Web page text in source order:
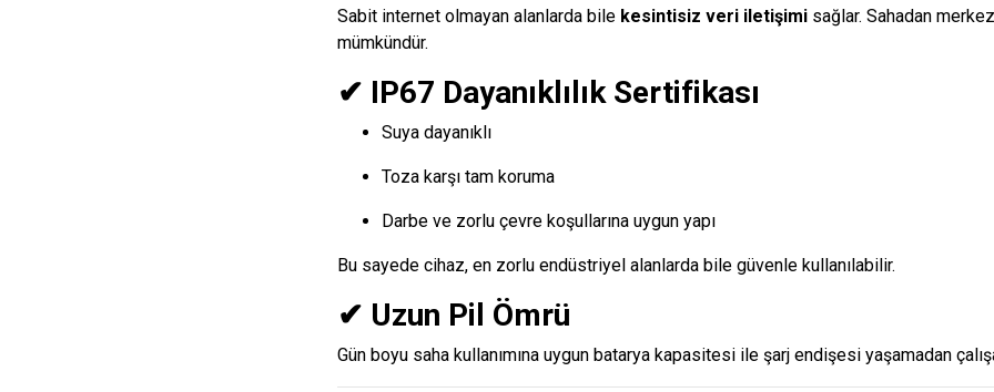
Sabit internet olmayan alanlarda bile kesintisiz veri iletişimisağlar. Sahadan
mümkündür.
✔ IP67 Dayanıklılık Sertifikası
Suya dayanıklı
Toza karşı tam koruma
Darbe ve zorlu çevre koşullarına uygun yapı
Bu sayede cihaz, en zorlu endüstriyel alanlarda bile güvenle kullanılabilir.
✔ Uzun Pil Ömrü
Gün boyu saha kullanımına uygun batarya kapasitesi ile şarj endişesi yaşamadan